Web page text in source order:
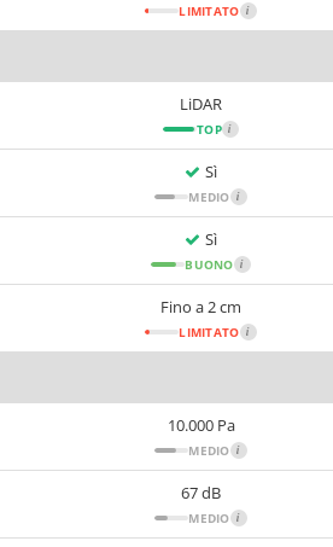
LIMITATO i
LiDAR
TOP i
Sì
MEDIO i
Sì
BUONO i
Fino a 2 cm
LIMITATO i
10.000 Pa
MEDIO i
67 dB
MEDIO i